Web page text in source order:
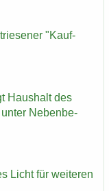
"Kauf­
Haus­halt des
unter Ne­ben­be­
Licht für wei­te­ren